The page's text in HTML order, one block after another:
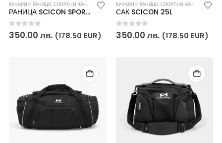
КУФАРИ И РАНИЦИ, СПОРТНИ ЧАНТИ И РАНИЦИ
РАНИЦА SCICON SPORT 25L
0 out of 5
350.00 лв. (178.50 EUR)
КУФАРИ И РАНИЦИ, СПОРТНИ ЧАНТИ И РАНИЦИ
САК SCICON 25L
0 out of 5
350.00 лв. (178.50 EUR)